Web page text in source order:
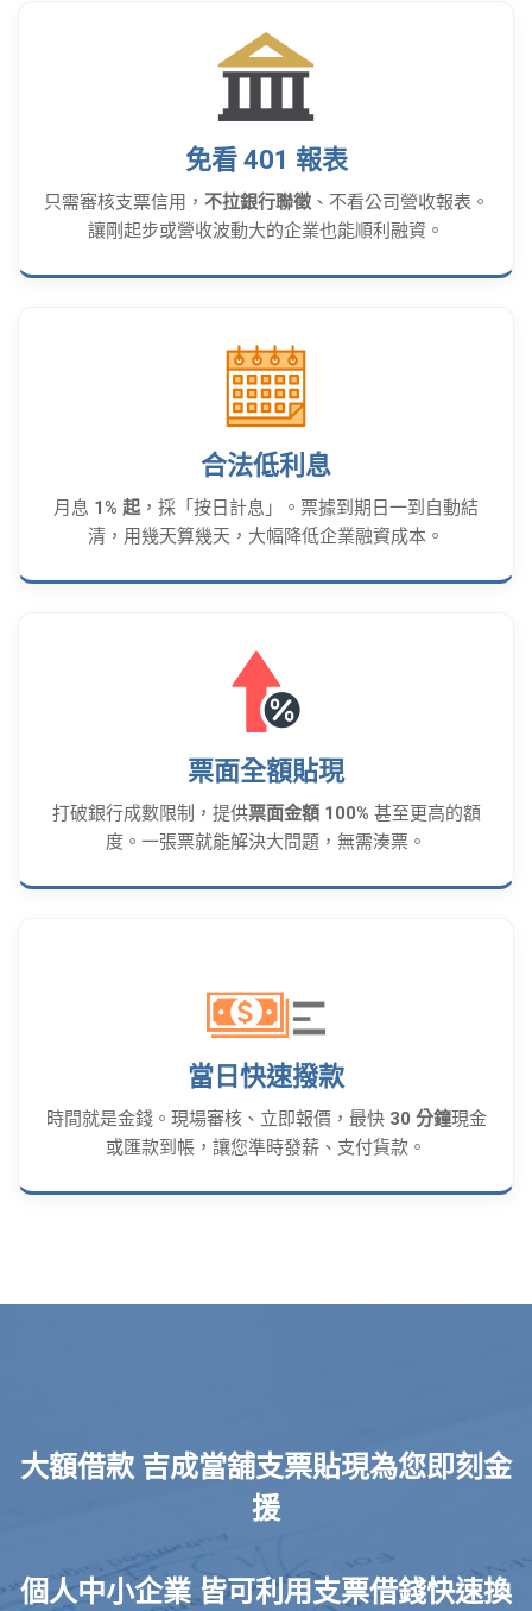
免看 401 報表
只需審核支票信用， 不拉銀行聯徵、不看公司營收報表。
讓剛起步或營收波動大的企業也能順利融資。
合法低利息
月息 1% 起，採「按日計息」。票據到期日一到自動結
清，用幾天算幾天，大幅降低企業融資成本。
票面全額貼現
打破銀行成數限制，提供票面金額 100% 甚至更高的額
度。一張票就能解決大問題，無需湊票。
當日快速撥款
時間就是金錢。現場審核、立即報價，最快 30 分鐘現金
或匯款到帳，讓您準時發薪、支付貨款。
大額借款 吉成當舖支票貼現為您即刻金
援
個人中小企業 皆可利用支票借錢快速換